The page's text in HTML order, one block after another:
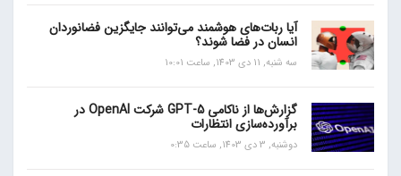
آیا ربات‌های هوشمند می‌توانند جایگزین فضانوردان
انسان در فضا شوند؟
سه شنبه, 11 دی 1403, ساعت 10:01
گزارش‌ها از ناکامی GPT-5 شرکت OpenAI در
برآورده‌سازی انتظارات
دوشنبه, 3 دی 1403, ساعت 0:35